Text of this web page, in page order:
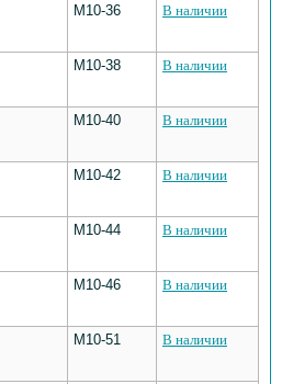
М10-36 В наличии
М10-38 В наличии
М10-40 В наличии
М10-42 В наличии
М10-44 В наличии
М10-46 В наличии
М10-51 В наличии